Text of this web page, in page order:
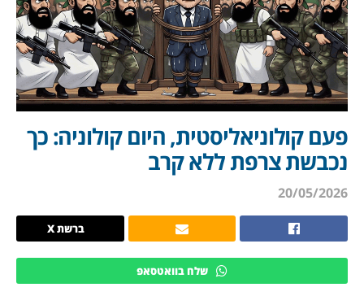
פעם קולוניאליסטית, היום קולוניה: כך
נכבשת צרפת ללא קרב
20/05/2026
ברשת X
שלח בוואטסאפ